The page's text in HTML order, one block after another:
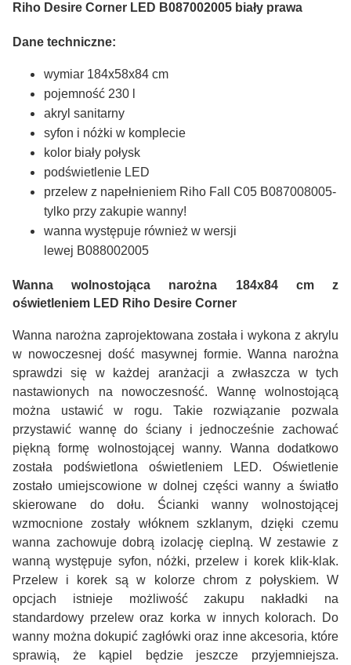
Riho Desire Corner LED B087002005 biały prawa
Dane techniczne:
wymiar 184x58x84 cm
pojemność 230 l
akryl sanitarny
syfon i nóżki w komplecie
kolor biały połysk
podświetlenie LED
przelew z napełnieniem Riho Fall C05 B087008005-
tylko przy zakupie wanny!
wanna występuje również w wersji
lewej B088002005
Wanna wolnostojąca narożna 184x84 cm z
oświetleniem LED Riho Desire Corner
Wanna narożna zaprojektowana została i wykona z akrylu
w nowoczesnej dość masywnej formie. Wanna narożna
sprawdzi się w każdej aranżacji a zwłaszcza w tych
nastawionych na nowoczesność. Wannę wolnostojącą
można ustawić w rogu. Takie rozwiązanie pozwala
przystawić wannę do ściany i jednocześnie zachować
piękną formę wolnostojącej wanny. Wanna dodatkowo
została podświetlona oświetleniem LED. Oświetlenie
zostało umiejscowione w dolnej części wanny a światło
skierowane do dołu. Ścianki wanny wolnostojącej
wzmocnione zostały włóknem szklanym, dzięki czemu
wanna zachowuje dobrą izolację cieplną. W zestawie z
wanną występuje syfon, nóżki, przelew i korek klik-klak.
Przelew i korek są w kolorze chrom z połyskiem. W
opcjach istnieje możliwość zakupu nakładki na
standardowy przelew oraz korka w innych kolorach. Do
wanny można dokupić zagłówki oraz inne akcesoria, które
sprawią, że kąpiel będzie jeszcze przyjemniejsza.